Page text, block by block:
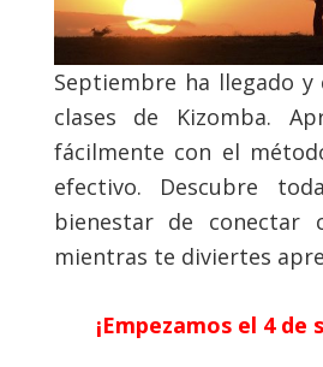
Septiembre ha llegado y
clases de Kizomba.
fácilmente con el
efectivo. Descubre
bienestar de conectar
mientras te diviertes
¡Empezamos el 4 de